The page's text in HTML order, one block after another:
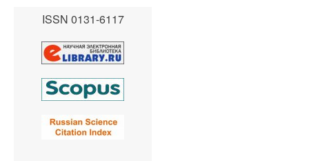
ISSN 0131-6117